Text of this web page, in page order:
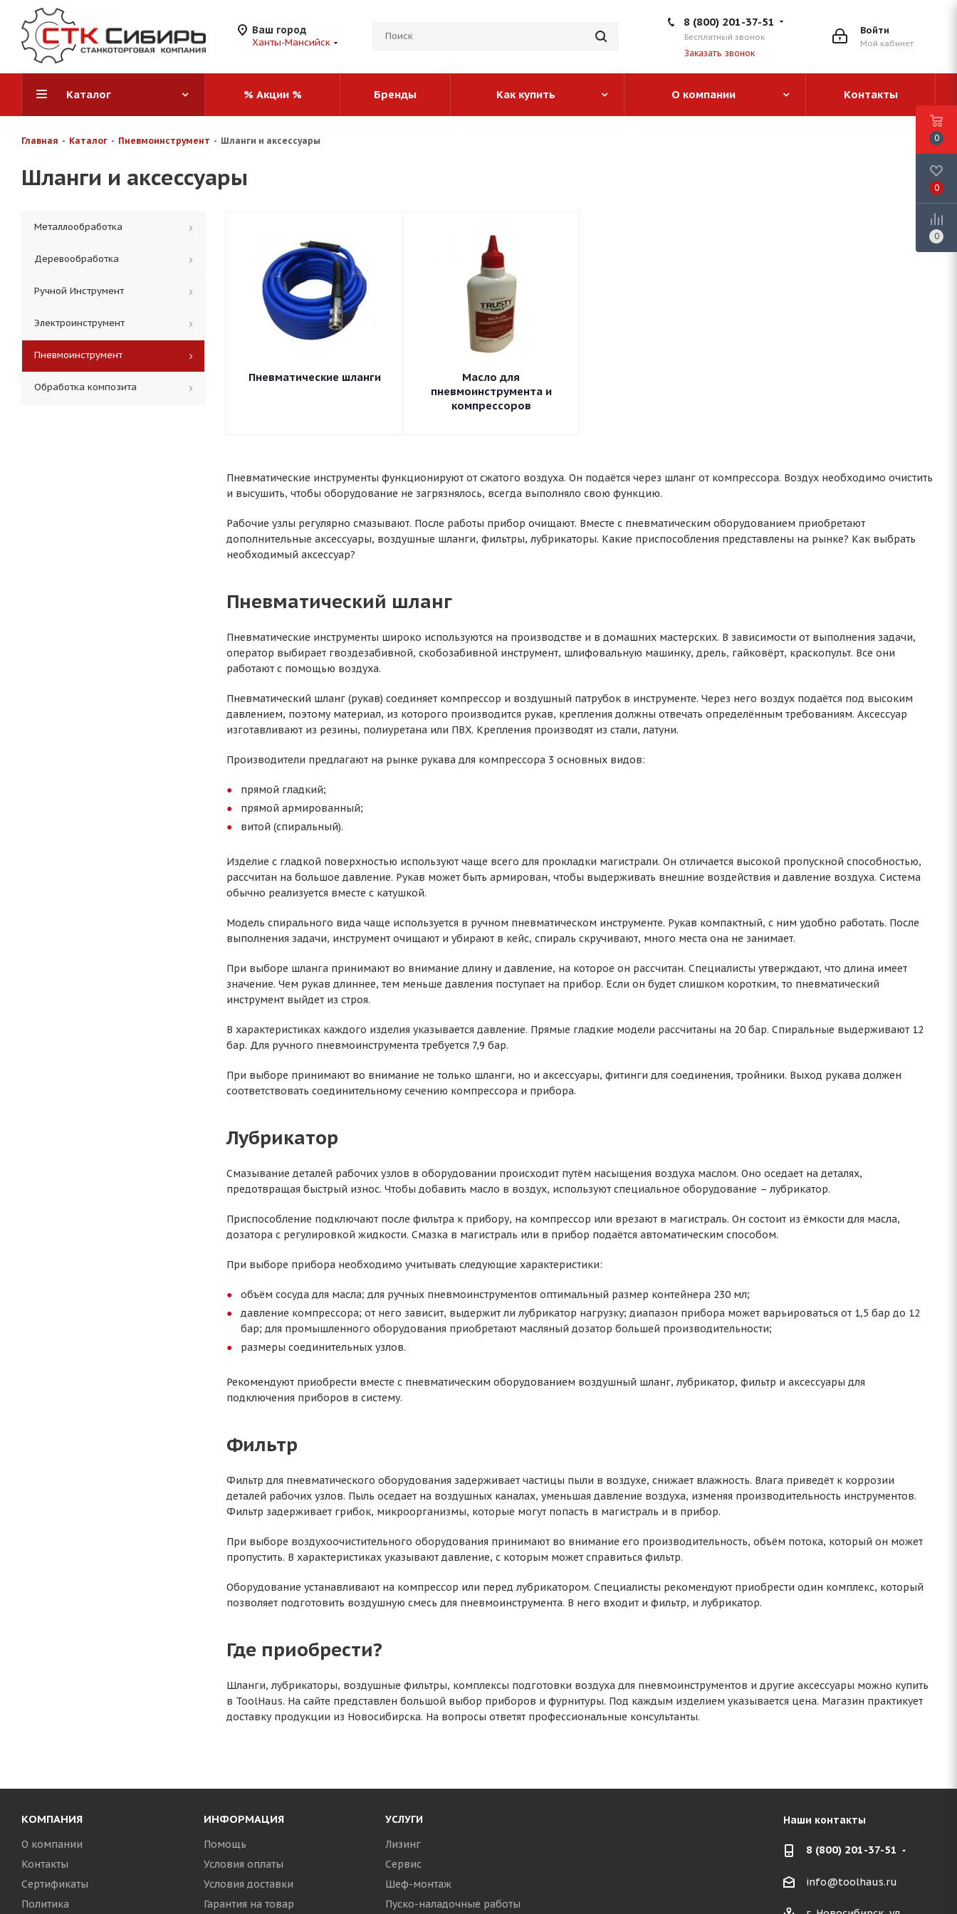
Ваш город
Ханты-Мансийск
Войти
Мой кабинет
8 (800) 201-37-51
Бесплатный звонок
Заказать звонок
Каталог % Акции % Бренды Как купить О компании Контакты
Главная - Каталог - Пневмоинструмент - Шланги и аксессуары
Шланги и аксессуары
Пневматические шланги
Масло для
пневмоинструмента и
компрессоров
Пневматические инструменты функционируют от сжатого воздуха. Он подаётся через шланг от компрессора. Воздух необходимо очистить
и высушить, чтобы оборудование не загрязнялось, всегда выполняло свою функцию.
Рабочие узлы регулярно смазывают. После работы прибор очищают. Вместе с пневматическим оборудованием приобретают
дополнительные аксессуары, воздушные шланги, фильтры, лубрикаторы. Какие приспособления представлены на рынке? Как выбрать
необходимый аксессуар?
Пневматический шланг
Пневматические инструменты широко используются на производстве и в домашних мастерских. В зависимости от выполнения задачи,
оператор выбирает гвоздезабивной, скобозабивной инструмент, шлифовальную машинку, дрель, гайковёрт, краскопульт. Все они
работают с помощью воздуха.
Пневматический шланг (рукав) соединяет компрессор и воздушный патрубок в инструменте. Через него воздух подаётся под высоким
давлением, поэтому материал, из которого производится рукав, крепления должны отвечать определённым требованиям. Аксессуар
изготавливают из резины, полиуретана или ПВХ. Крепления производят из стали, латуни.
Производители предлагают на рынке рукава для компрессора 3 основных видов:
прямой гладкий;
прямой армированный;
витой (спиральный).
Изделие с гладкой поверхностью используют чаще всего для прокладки магистрали. Он отличается высокой пропускной способностью,
рассчитан на большое давление. Рукав может быть армирован, чтобы выдерживать внешние воздействия и давление воздуха. Система
обычно реализуется вместе с катушкой.
Модель спирального вида чаще используется в ручном пневматическом инструменте. Рукав компактный, с ним удобно работать. После
выполнения задачи, инструмент очищают и убирают в кейс, спираль скручивают, много места она не занимает.
При выборе шланга принимают во внимание длину и давление, на которое он рассчитан. Специалисты утверждают, что длина имеет
значение. Чем рукав длиннее, тем меньше давления поступает на прибор. Если он будет слишком коротким, то пневматический
инструмент выйдет из строя.
В характеристиках каждого изделия указывается давление. Прямые гладкие модели рассчитаны на 20 бар. Спиральные выдерживают 12
бар. Для ручного пневмоинструмента требуется 7,9 бар.
При выборе принимают во внимание не только шланги, но и аксессуары, фитинги для соединения, тройники. Выход рукава должен
соответствовать соединительному сечению компрессора и прибора.
Лубрикатор
Смазывание деталей рабочих узлов в оборудовании происходит путём насыщения воздуха маслом. Оно оседает на деталях,
предотвращая быстрый износ. Чтобы добавить масло в воздух, используют специальное оборудование – лубрикатор.
Приспособление подключают после фильтра к прибору, на компрессор или врезают в магистраль. Он состоит из ёмкости для масла,
дозатора с регулировкой жидкости. Смазка в магистраль или в прибор подаётся автоматическим способом.
При выборе прибора необходимо учитывать следующие характеристики:
объём сосуда для масла; для ручных пневмоинструментов оптимальный размер контейнера 230 мл;
давление компрессора; от него зависит, выдержит ли лубрикатор нагрузку; диапазон прибора может варьироваться от 1,5 бар до 12
бар; для промышленного оборудования приобретают масляный дозатор большей производительности;
размеры соединительных узлов.
Рекомендуют приобрести вместе с пневматическим оборудованием воздушный шланг, лубрикатор, фильтр и аксессуары для
подключения приборов в систему.
Фильтр
Фильтр для пневматического оборудования задерживает частицы пыли в воздухе, снижает влажность. Влага приведёт к коррозии
деталей рабочих узлов. Пыль оседает на воздушных каналах, уменьшая давление воздуха, изменяя производительность инструментов.
Фильтр задерживает грибок, микроорганизмы, которые могут попасть в магистраль и в прибор.
При выборе воздухоочистительного оборудования принимают во внимание его производительность, объём потока, который он может
пропустить. В характеристиках указывают давление, с которым может справиться фильтр.
Оборудование устанавливают на компрессор или перед лубрикатором. Специалисты рекомендуют приобрести один комплекс, который
позволяет подготовить воздушную смесь для пневмоинструмента. В него входит и фильтр, и лубрикатор.
Где приобрести?
Шланги, лубрикаторы, воздушные фильтры, комплексы подготовки воздуха для пневмоинструментов и другие аксессуары можно купить
в ToolHaus. На сайте представлен большой выбор приборов и фурнитуры. Под каждым изделием указывается цена. Магазин практикует
доставку продукции из Новосибирска. На вопросы ответят профессиональные консультанты.
Металлообработка
Деревообработка
Ручной Инструмент
Электроинструмент
Пневмоинструмент
Обработка композита
КОМПАНИЯ
О компании
Контакты
Сертификаты
Политика
ИНФОРМАЦИЯ
Помощь
Условия оплаты
Условия доставки
Гарантия на товар
УСЛУГИ
Лизинг
Сервис
Шеф-монтаж
Пуско-наладочные работы
Наши контакты
8 (800) 201-37-51
info@toolhaus.ru
0
0
0